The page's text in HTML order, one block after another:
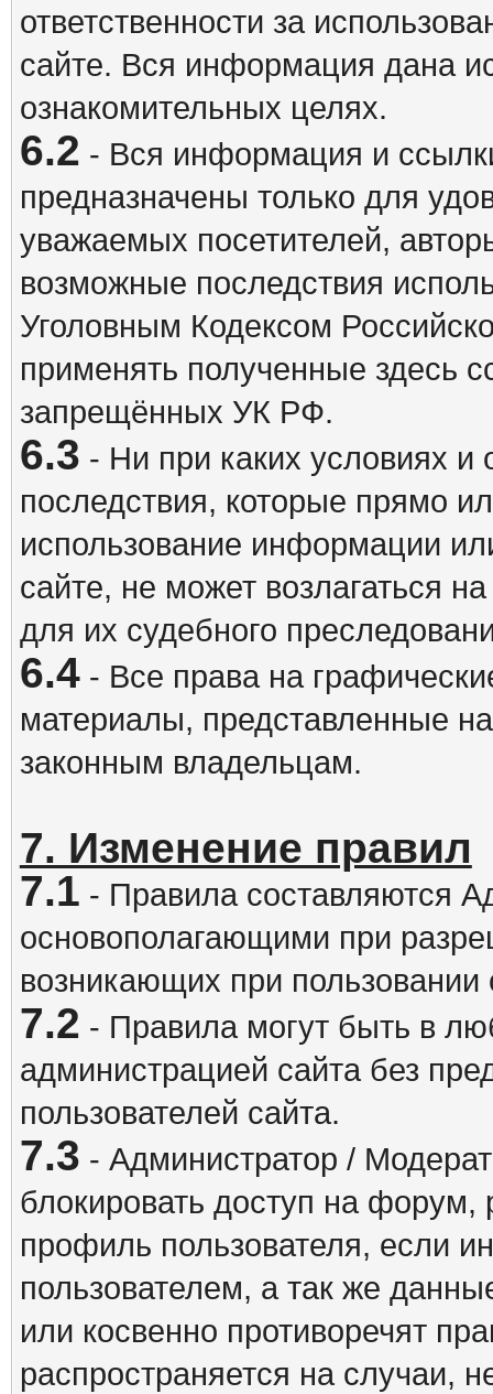
ответственности за
сайте. Вся информация дана
ознакомительных целях.
6.2 - Вся информация и
предназначены только для
уважаемых посетителей,
возможные последствия
Уголовным Кодексом
применять полученные здесь
запрещённых УК РФ.
6.3 - Ни при каких условиях и
последствия, которые прямо
использование информации
сайте, не может возлагаться
для их судебного
6.4- Все права на
материалы, представленные
законным владельцам.
7. Изменение правил
7.1 - Правила составляются
основополагающими при
возникающих при пользовании
7.2 - Правила могут быть в
администрацией сайта без
пользователей сайта.
7.3 - Администратор /
блокировать доступ на форум,
профиль пользователя, если
пользователем, а так же
или косвенно противоречят
распространяется на случаи,